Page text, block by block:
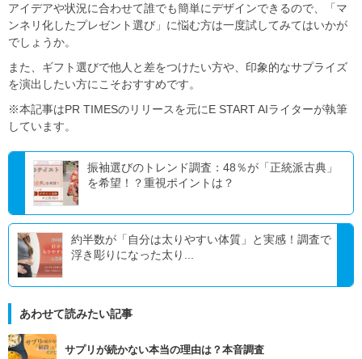
アイデアや状況に合わせて誰でも簡単にデザインできるので、「マ
ンネリ化したプレゼント選び」に悩む方は一度試してみてはいかが
でしょうか。
また、ギフト選びで他人と差をつけたい方や、印象的なサプライズ
を演出したい方にこそおすすめです。
※本記事はPR TIMESのリリースを元にE START AIライターが執筆
しています。
振袖選びのトレンド調査：48％が「正統派古典」
を希望！？重視ポイントは？
約半数が「自分は太りやすい体質」と実感！調査で
浮き彫りになった太り...
あわせて読みたい記事
サプリが続かない本当の理由は？本音調査